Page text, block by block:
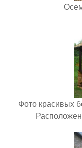
Фото красивых